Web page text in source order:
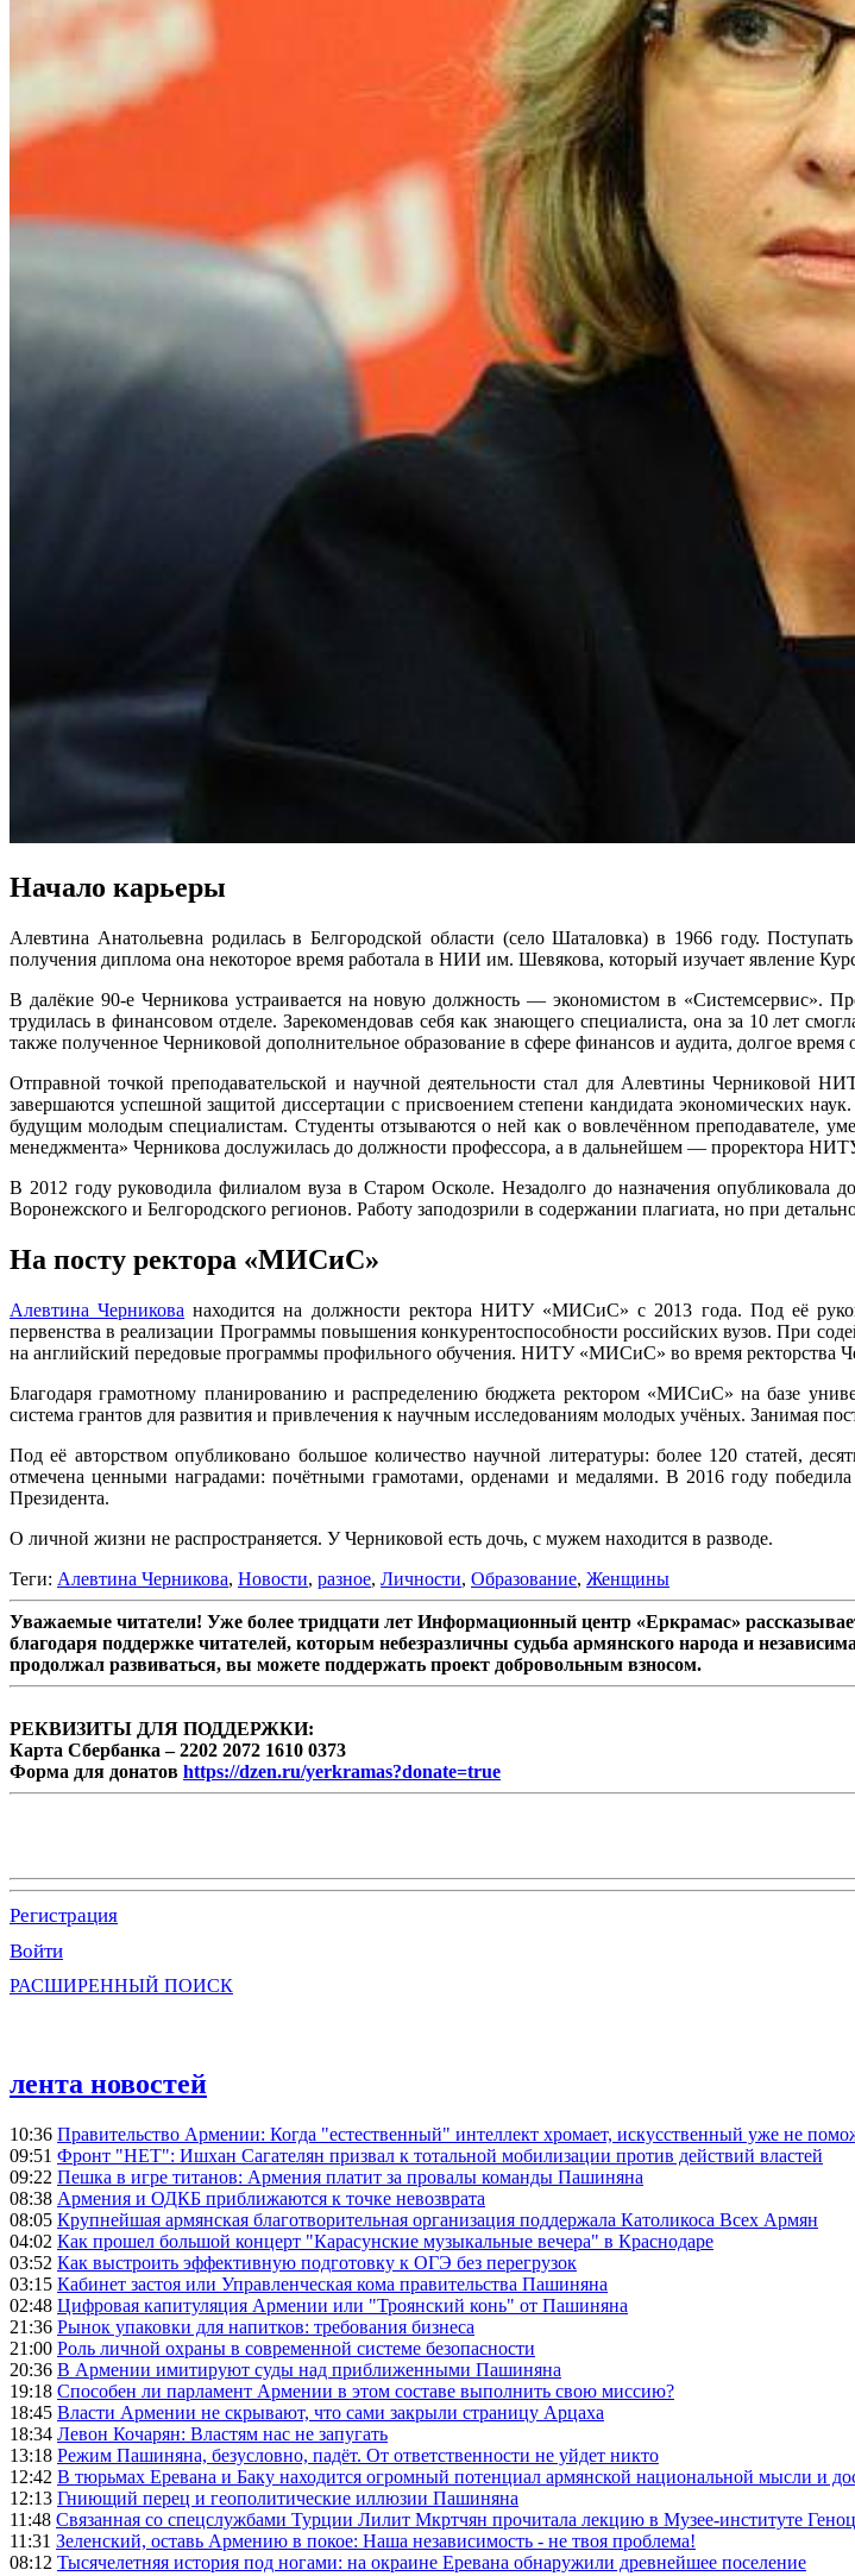
Начало карьеры
Алевтина Анатольевна родилась в Белгородской области (село Шаталовка) в 1966 году.
получения диплома она некоторое время работала в НИИ им. Шевякова, который изучает явление
В далёкие 90-е Черникова устраивается на новую должность — экономистом в «Системсервис».
трудилась в финансовом отделе. Зарекомендовав себя как знающего специалиста, она за 10 лет
также полученное Черниковой дополнительное образование в сфере финансов и аудита, долгое
Отправной точкой преподавательской и научной деятельности стал для Алевтины Черниковой
завершаются успешной защитой диссертации с присвоением степени кандидата экономических
будущим молодым специалистам. Студенты отзываются о ней как о вовлечённом преподавателе,
менеджмента» Черникова дослужилась до должности профессора, а в дальнейшем — проректора
В 2012 году руководила филиалом вуза в Старом Осколе. Незадолго до назначения
Воронежского и Белгородского регионов. Работу заподозрили в содержании плагиата, но при
На посту ректора «МИСиС»
Алевтина Черникова находится на должности ректора НИТУ «МИСиС» с 2013 года. Под её
первенства в реализации Программы повышения конкурентоспособности российских вузов. При
на английский передовые программы профильного обучения. НИТУ «МИСиС» во время ректорства
Благодаря грамотному планированию и распределению бюджета ректором «МИСиС» на базе
система грантов для развития и привлечения к научным исследованиям молодых учёных. Занимая
Под её авторством опубликовано большое количество научной литературы: более 120 статей,
отмечена ценными наградами: почётными грамотами, орденами и медалями. В 2016 году
Президента.
О личной жизни не распространяется. У Черниковой есть дочь, с мужем находится в разводе.
Теги: Алевтина Черникова, Новости, разное, Личности, Образование, Женщины
Уважаемые читатели! Уже более тридцати лет Информационный центр «Еркрамас»
благодаря поддержке читателей, которым небезразличны судьба армянского народа и
продолжал развиваться, вы можете поддержать проект добровольным взносом.
РЕКВИЗИТЫ ДЛЯ ПОДДЕРЖКИ:
Карта Сбербанка – 2202 2072 1610 0373
Форма для донатов https://dzen.ru/yerkramas?donate=true
Регистрация
Войти
РАСШИРЕННЫЙ ПОИСК
лента новостей
10:36 Правительство Армении: Когда "естественный" интеллект хромает, искусственный уже не
09:51 Фронт "НЕТ": Ишхан Сагателян призвал к тотальной мобилизации против действий властей
09:22 Пешка в игре титанов: Армения платит за провалы команды Пашиняна
08:38 Армения и ОДКБ приближаются к точке невозврата
08:05 Крупнейшая армянская благотворительная организация поддержала Католикоса Всех Армян
04:02 Как прошел большой концерт "Карасунские музыкальные вечера" в Краснодаре
03:52 Как выстроить эффективную подготовку к ОГЭ без перегрузок
03:15 Кабинет застоя или Управленческая кома правительства Пашиняна
02:48 Цифровая капитуляция Армении или "Троянский конь" от Пашиняна
21:36 Рынок упаковки для напитков: требования бизнеса
21:00 Роль личной охраны в современной системе безопасности
20:36 В Армении имитируют суды над приближенными Пашиняна
19:18 Способен ли парламент Армении в этом составе выполнить свою миссию?
18:45 Власти Армении не скрывают, что сами закрыли страницу Арцаха
18:34 Левон Кочарян: Властям нас не запугать
13:18 Режим Пашиняна, безусловно, падёт. От ответственности не уйдет никто
12:42 В тюрьмах Еревана и Баку находится огромный потенциал армянской национальной мысли и
12:13 Гниющий перец и геополитические иллюзии Пашиняна
11:48 Связанная со спецслужбами Турции Лилит Мкртчян прочитала лекцию в Музее-институте
11:31 Зеленский, оставь Армению в покое: Наша независимость - не твоя проблема!
08:12 Тысячелетняя история под ногами: на окраине Еревана обнаружили древнейшее поселение